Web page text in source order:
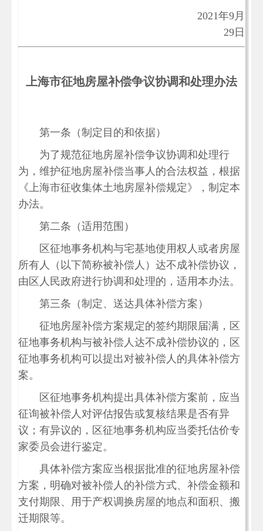
2021年9月
29日
上海市征地房屋补偿争议协调和处理办法
第一条（制定目的和依据）
为了规范征地房屋补偿争议协调和处理行
为，维护征地房屋补偿当事人的合法权益，根据
《上海市征收集体土地房屋补偿规定》，制定本
办法。
第二条（适用范围）
区征地事务机构与宅基地使用权人或者房屋
所有人（以下简称被补偿人）达不成补偿协议，
由区人民政府进行协调和处理的，适用本办法。
第三条（制定、送达具体补偿方案）
征地房屋补偿方案规定的签约期限届满，区
征地事务机构与被补偿人达不成补偿协议的，区
征地事务机构可以提出对被补偿人的具体补偿方
案。
区征地事务机构提出具体补偿方案前，应当
征询被补偿人对评估报告或复核结果是否有异
议；有异议的，区征地事务机构应当委托估价专
家委员会进行鉴定。
具体补偿方案应当根据批准的征地房屋补偿
方案，明确对被补偿人的补偿方式、补偿金额和
支付期限、用于产权调换房屋的地点和面积、搬
迁期限等。